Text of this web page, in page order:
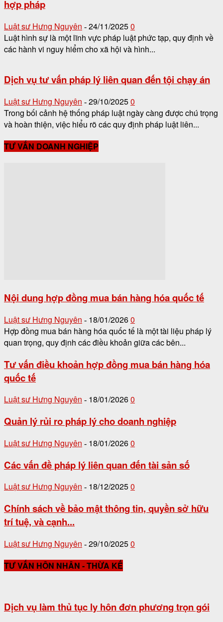
hợp pháp
Luật sư Hưng Nguyên - 24/11/20250
Luật hình sự là một lĩnh vực pháp luật phức tạp, quy định về
các hành vi nguy hiểm cho xã hội và hình...
Dịch vụ tư vấn pháp lý liên quan đến tội chạy án
Luật sư Hưng Nguyên - 29/10/20250
Trong bối cảnh hệ thống pháp luật ngày càng được chú trọng
và hoàn thiện, việc hiểu rõ các quy định pháp luật liên...
TƯ VẤN DOANH NGHIỆP
Nội dung hợp đồng mua bán hàng hóa quốc tế
Luật sư Hưng Nguyên - 18/01/20260
Hợp đồng mua bán hàng hóa quốc tế là một tài liệu pháp lý
quan trọng, quy định các điều khoản giữa các bên...
Tư vấn điều khoản hợp đồng mua bán hàng hóa
quốc tế
Luật sư Hưng Nguyên - 18/01/20260
Quản lý rủi ro pháp lý cho doanh nghiệp
Luật sư Hưng Nguyên - 18/01/20260
Các vấn đề pháp lý liên quan đến tài sản số
Luật sư Hưng Nguyên - 18/12/20250
Chính sách về bảo mật thông tin, quyền sở hữu
trí tuệ, và cạnh...
Luật sư Hưng Nguyên - 29/10/20250
TƯ VẤN HÔN NHÂN - THỪA KẾ
Dịch vụ làm thủ tục ly hôn đơn phương trọn gói